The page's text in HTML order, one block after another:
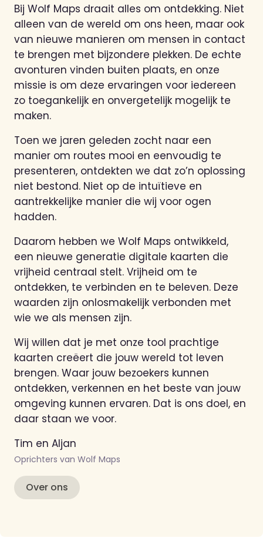
Bij Wolf Maps draait alles om ontdekking. Niet
alleen van de wereld om ons heen, maar ook
van nieuwe manieren om mensen in contact
te brengen met bijzondere plekken. De echte
avonturen vinden buiten plaats, en onze
missie is om deze ervaringen voor iedereen
zo toegankelijk en onvergetelijk mogelijk te
maken.
Toen we jaren geleden zocht naar een
manier om routes mooi en eenvoudig te
presenteren, ontdekten we dat zo’n oplossing
niet bestond. Niet op de intuïtieve en
aantrekkelijke manier die wij voor ogen
hadden.
Daarom hebben we Wolf Maps ontwikkeld,
een nieuwe generatie digitale kaarten die
vrijheid centraal stelt. Vrijheid om te
ontdekken, te verbinden en te beleven. Deze
waarden zijn onlosmakelijk verbonden met
wie we als mensen zijn.
Wij willen dat je met onze tool prachtige
kaarten creëert die jouw wereld tot leven
brengen. Waar jouw bezoekers kunnen
ontdekken, verkennen en het beste van jouw
omgeving kunnen ervaren. Dat is ons doel, en
daar staan we voor.
Tim en Aljan
Oprichters van Wolf Maps
Over ons